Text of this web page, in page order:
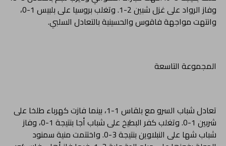
وفاز الرواد على غزل شبين 2-1. وتغلب بروسيا على بلبيس 1-0،
وانتهت مواجهة فاقوس والحسينية بالتعادل السلبي.
المجموعة التاسعة
تعادل شباب السرو مع بلقاس 1-1، بينما فازت كهرباء طلخا على
شربين 1-0. وتغلب كفر البطيخ على شباب أجا بنتيجة 1-0، وفاز
شباب شها على النبلاوين بنتيجة 3-0. واختتمت منية سمنود